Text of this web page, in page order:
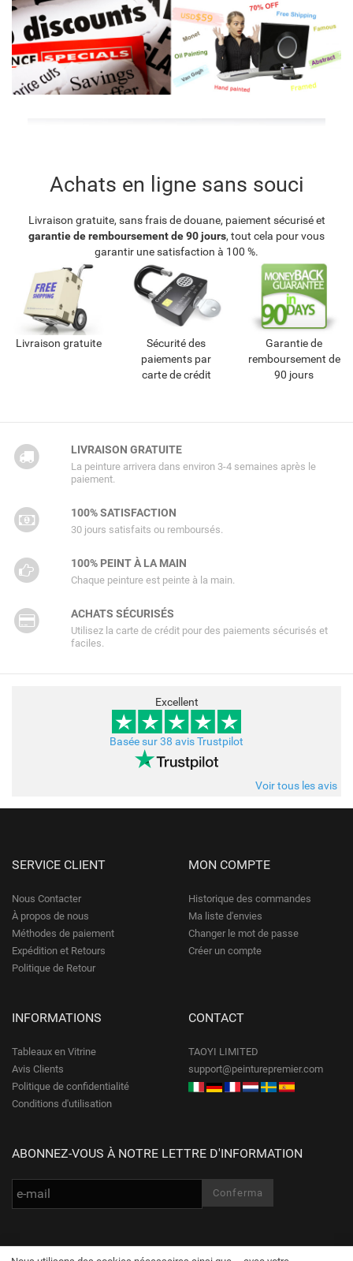
Achats en ligne sans souci
Livraison gratuite, sans frais de douane, paiement sécurisé et
garantie de remboursement de 90 jours, tout cela pour vous
garantir une satisfaction à 100 %.
Livraison gratuite
Sécurité des
paiements par
carte de crédit
Garantie de
remboursement de
90 jours
LIVRAISON GRATUITE
La peinture arrivera dans environ 3-4 semaines après le
paiement.
100% SATISFACTION
30 jours satisfaits ou remboursés.
100% PEINT À LA MAIN
Chaque peinture est peinte à la main.
ACHATS SÉCURISÉS
Utilisez la carte de crédit pour des paiements sécurisés et
faciles.
Excellent
Basée sur 38 avis Trustpilot
Voir tous les avis
SERVICE CLIENT
Nous Contacter
À propos de nous
Méthodes de paiement
Expédition et Retours
Politique de Retour
MON COMPTE
Historique des commandes
Ma liste d'envies
Changer le mot de passe
Créer un compte
INFORMATIONS
Tableaux en Vitrine
Avis Clients
Politique de confidentialité
Conditions d'utilisation
CONTACT
TAOYI LIMITED
support@peinturepremier.com
ABONNEZ-VOUS À NOTRE LETTRE D'INFORMATION